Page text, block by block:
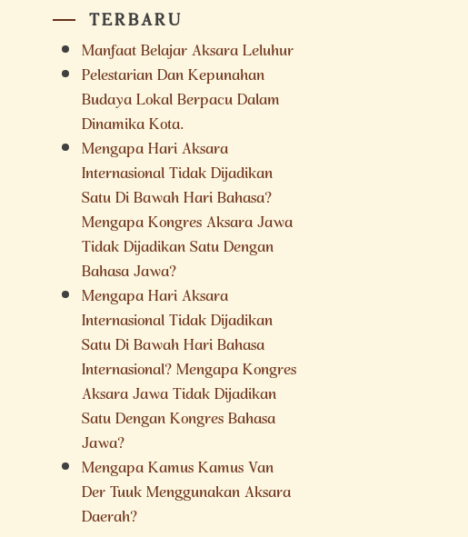
TERBARU
Manfaat Belajar Aksara Leluhur
Pelestarian Dan Kepunahan
Budaya Lokal Berpacu Dalam
Dinamika Kota.
Mengapa Hari Aksara
Internasional Tidak Dijadikan
Satu Di Bawah Hari Bahasa?
Mengapa Kongres Aksara Jawa
Tidak Dijadikan Satu Dengan
Bahasa Jawa?
Mengapa Hari Aksara
Internasional Tidak Dijadikan
Satu Di Bawah Hari Bahasa
Internasional? Mengapa Kongres
Aksara Jawa Tidak Dijadikan
Satu Dengan Kongres Bahasa
Jawa?
Mengapa Kamus Kamus Van
Der Tuuk Menggunakan Aksara
Daerah?